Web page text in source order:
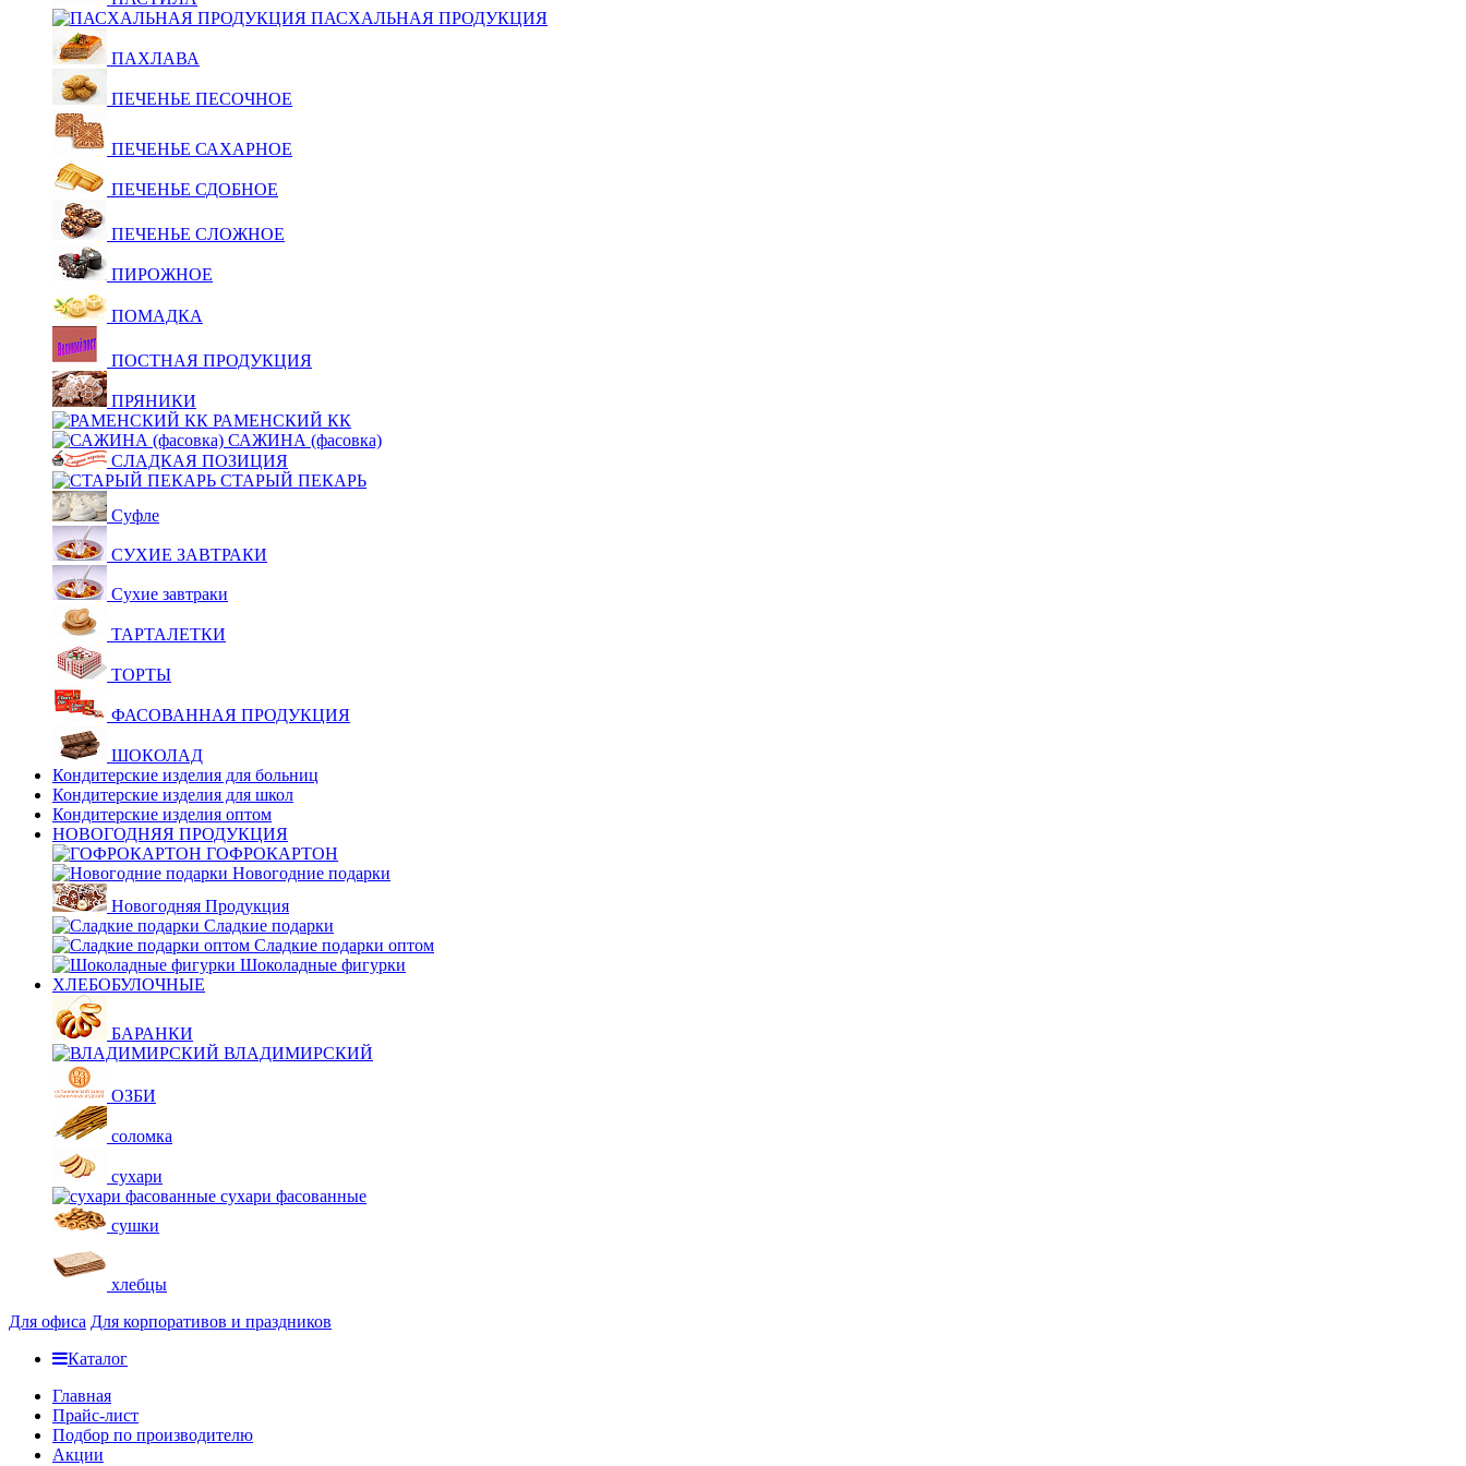
ПАСХАЛЬНАЯ ПРОДУКЦИЯ
ПАХЛАВА
ПЕЧЕНЬЕ ПЕСОЧНОЕ
ПЕЧЕНЬЕ САХАРНОЕ
ПЕЧЕНЬЕ СДОБНОЕ
ПЕЧЕНЬЕ СЛОЖНОЕ
ПИРОЖНОЕ
ПОМАДКА
ПОСТНАЯ ПРОДУКЦИЯ
ПРЯНИКИ
РАМЕНСКИЙ КК
САЖИНА (фасовка)
СЛАДКАЯ ПОЗИЦИЯ
СТАРЫЙ ПЕКАРЬ
Суфле
СУХИЕ ЗАВТРАКИ
Сухие завтраки
ТАРТАЛЕТКИ
ТОРТЫ
ФАСОВАННАЯ ПРОДУКЦИЯ
ШОКОЛАД
Кондитерские изделия для больниц
Кондитерские изделия для школ
Кондитерские изделия оптом
НОВОГОДНЯЯ ПРОДУКЦИЯ
ГОФРОКАРТОН
Новогодние подарки
Новогодняя Продукция
Сладкие подарки
Сладкие подарки оптом
Шоколадные фигурки
ХЛЕБОБУЛОЧНЫЕ
БАРАНКИ
ВЛАДИМИРСКИЙ
ОЗБИ
соломка
сухари
сухари фасованные
сушки
хлебцы
Для офиса Для корпоративов и праздников
Каталог
Главная
Прайс-лист
Подбор по производителю
Акции